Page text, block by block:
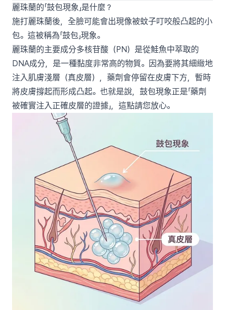
麗珠蘭的「鼓包現象」是什麼？
施打麗珠蘭後，全臉可能會出現像被蚊子叮咬般凸起的小
包。這被稱為「鼓包」現象。
麗珠蘭的主要成分多核苷酸（PN）是從鮭魚中萃取的
DNA成分，是一種黏度非常高的物質。因為要將其細緻地
注入肌膚淺層（真皮層），藥劑會停留在皮膚下方，暫時
將皮膚撐起而形成凸起。也就是說，鼓包現象正是「藥劑
被確實注入正確皮層的證據」，這點請您放心。